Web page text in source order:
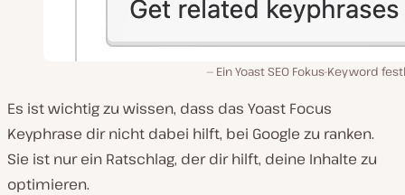
Ein Yoast SEO Fokus-Keyword
Es ist wichtig zu wissen, dass das Yoast Focus
Keyphrase dir nicht dabei hilft, bei Google zu ranken.
Sie ist nur ein Ratschlag, der dir hilft, deine Inhalte zu
optimieren.